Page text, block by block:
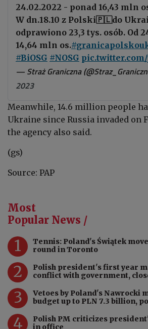
24.02.2022 - ponad 16,43 mln
W dn.18.10 z Polski🇵🇱do
odprawiono 23,3 tys. osób. Od
14,64 mln os.
#BiOSG #NOSG
— Straż Graniczna
2023
Meanwhile, 14.6 million people
Ukraine since Russia invaded on
the agency also said.
(gs)
Source: PAP
Most
Popular News /
1
Tennis: Poland's Świątek
round in Toronto
2
Polish president's first year
conflict with government,
3
Vetoes by Poland's Nawrocki
budget up to PLN 7.3 billion,
4
Polish PM criticizes
in office